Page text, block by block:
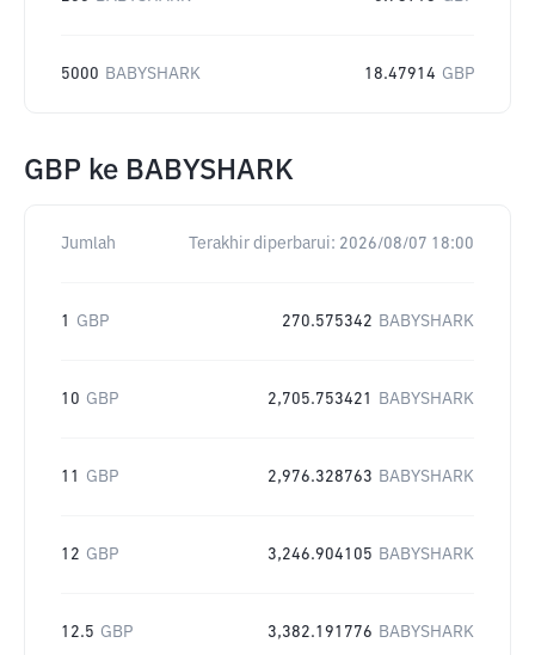
5000 BABYSHARK 18.47914 GBP
GBP ke BABYSHARK
Jumlah Terakhir diperbarui: 2026/08/07 18:00
1 GBP 270.575342 BABYSHARK
10 GBP 2,705.753421 BABYSHARK
11 GBP 2,976.328763 BABYSHARK
12 GBP 3,246.904105 BABYSHARK
12.5 GBP 3,382.191776 BABYSHARK